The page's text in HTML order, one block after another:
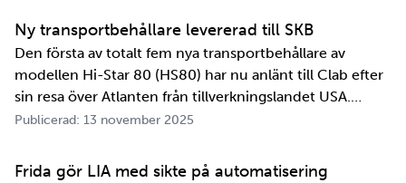
samarbetet mellan de två organisationerna. …
Ny transportbehållare levererad till SKB
Den första av totalt fem nya transportbehållare av
modellen Hi-Star 80 (HS80) har nu anlänt till Clab efter
sin resa över Atlanten från tillverkningslandet USA.
Innan transportbehållaren kan bli en del av SKB:s
tester och utbildningar. Redan 2008 i…
Publicerad: 13 november 2025
Frida gör LIA med sikte på automatisering